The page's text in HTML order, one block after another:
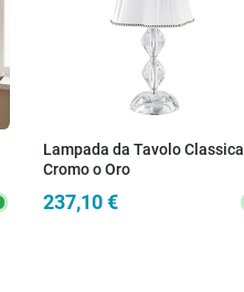
Lampada da Tavolo Classica
Cromo o Oro
237,10 €